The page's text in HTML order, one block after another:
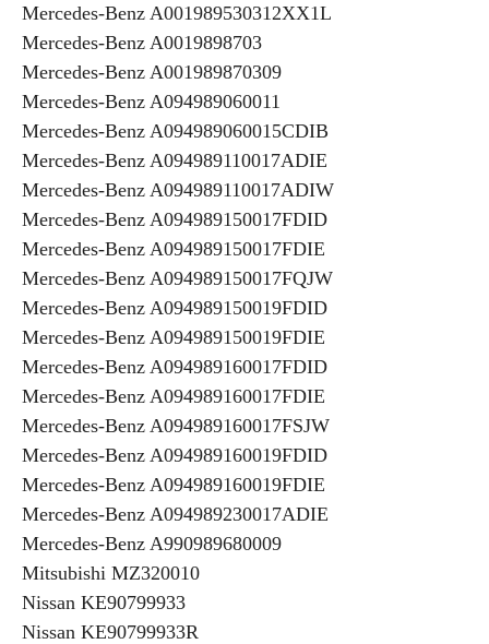
Mercedes-Benz A001989530312XX1L
Mercedes-Benz A0019898703
Mercedes-Benz A001989870309
Mercedes-Benz A094989060011
Mercedes-Benz A094989060015CDIB
Mercedes-Benz A094989110017ADIE
Mercedes-Benz A094989110017ADIW
Mercedes-Benz A094989150017FDID
Mercedes-Benz A094989150017FDIE
Mercedes-Benz A094989150017FQJW
Mercedes-Benz A094989150019FDID
Mercedes-Benz A094989150019FDIE
Mercedes-Benz A094989160017FDID
Mercedes-Benz A094989160017FDIE
Mercedes-Benz A094989160017FSJW
Mercedes-Benz A094989160019FDID
Mercedes-Benz A094989160019FDIE
Mercedes-Benz A094989230017ADIE
Mercedes-Benz A990989680009
Mitsubishi MZ320010
Nissan KE90799933
Nissan KE90799933R